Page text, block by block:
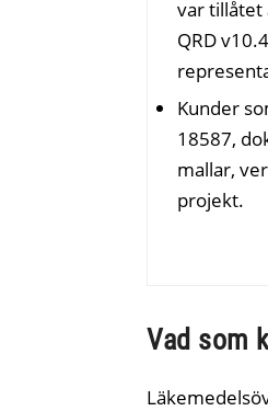
var tillåtet
QRD
Kunder
18587,
mallar,
projekt.
Vad som